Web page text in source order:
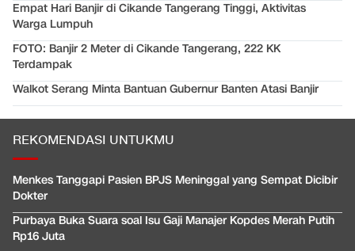
Empat Hari Banjir di Cikande Tangerang Tinggi, Aktivitas
Warga Lumpuh
FOTO: Banjir 2 Meter di Cikande Tangerang, 222 KK
Terdampak
Walkot Serang Minta Bantuan Gubernur Banten Atasi Banjir
REKOMENDASI UNTUKMU
Menkes Tanggapi Pasien BPJS Meninggal yang Sempat Dicibir
Dokter
Purbaya Buka Suara soal Isu Gaji Manajer Kopdes Merah Putih
Rp16 Juta